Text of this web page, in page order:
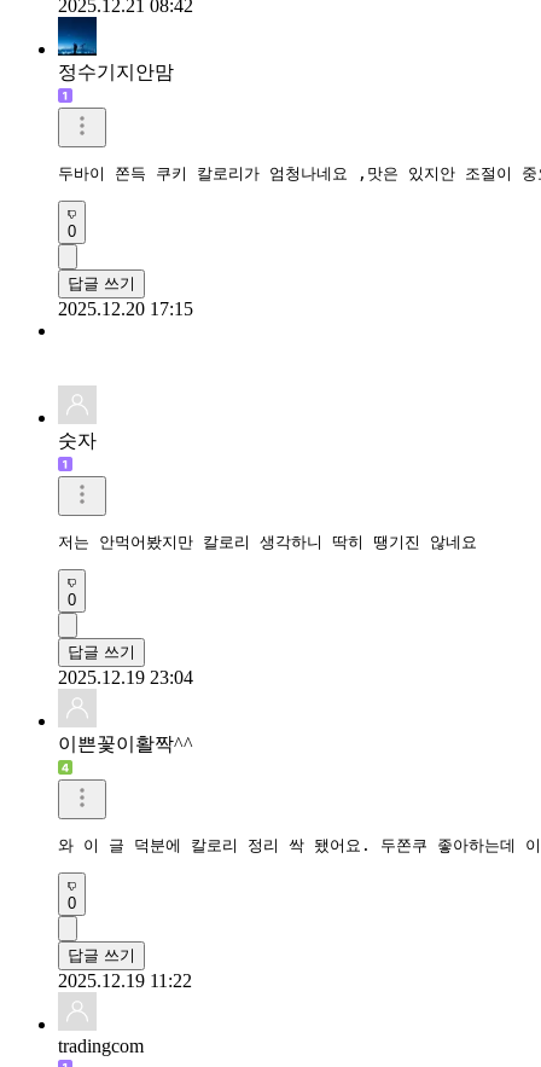
2025.12.21 08:42
정수기지안맘
두바이 쫀득 쿠키 칼로리가 엄청나네요 ,맛은 있지안 조절이
0
답글 쓰기
2025.12.20 17:15
숫자
저는 안먹어봤지만 칼로리 생각하니 딱히 땡기진 않네요
0
답글 쓰기
2025.12.19 23:04
이쁜꽃이활짝^^
와 이 글 덕분에 칼로리 정리 싹 됐어요. 두쫀쿠 좋아하는데
0
답글 쓰기
2025.12.19 11:22
tradingcom